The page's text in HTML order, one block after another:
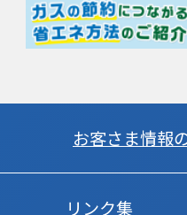
お客さま情報
リンク集